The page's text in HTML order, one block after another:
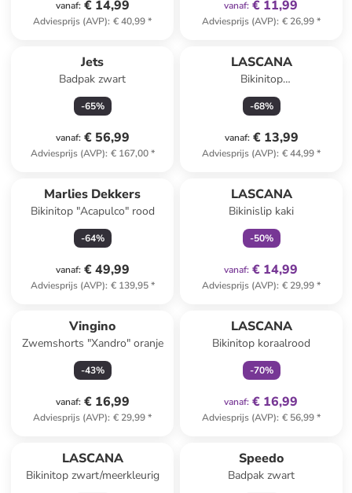
vanaf: € 14,99
Adviesprijs (AVP): € 40,99*
vanaf: € 11,99
Adviesprijs (AVP): € 26,99*
Jets
Badpak zwart
-65%
vanaf: € 56,99
Adviesprijs (AVP): € 167,00*
LASCANA
Bikinitop
donkerblauw/lichtroze
-68%
vanaf: € 13,99
Adviesprijs (AVP): € 44,99*
Marlies Dekkers
Bikinitop "Acapulco" rood
-64%
vanaf: € 49,99
Adviesprijs (AVP): € 139,95*
LASCANA
Bikinislip kaki
-50%
vanaf: € 14,99
Adviesprijs (AVP): € 29,99*
Vingino
Zwemshorts "Xandro" oranje
-43%
vanaf: € 16,99
Adviesprijs (AVP): € 29,99*
LASCANA
Bikinitop koraalrood
-70%
vanaf: € 16,99
Adviesprijs (AVP): € 56,99*
LASCANA
Bikinitop zwart/meerkleurig
Speedo
Badpak zwart